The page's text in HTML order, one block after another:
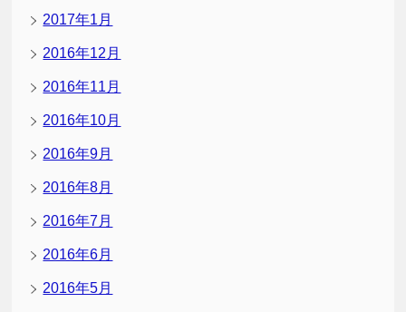
2017年1月
2016年12月
2016年11月
2016年10月
2016年9月
2016年8月
2016年7月
2016年6月
2016年5月